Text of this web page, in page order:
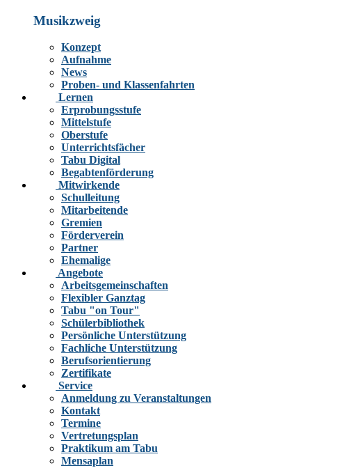
Musikzweig
Konzept
Aufnahme
News
Proben- und Klassenfahrten
Lernen
Erprobungsstufe
Mittelstufe
Oberstufe
Unterrichtsfächer
Tabu Digital
Begabtenförderung
Mitwirkende
Schulleitung
Mitarbeitende
Gremien
Förderverein
Partner
Ehemalige
Angebote
Arbeitsgemeinschaften
Flexibler Ganztag
Tabu "on Tour"
Schülerbibliothek
Persönliche Unterstützung
Fachliche Unterstützung
Berufsorientierung
Zertifikate
Service
Anmeldung zu Veranstaltungen
Kontakt
Termine
Vertretungsplan
Praktikum am Tabu
Mensaplan